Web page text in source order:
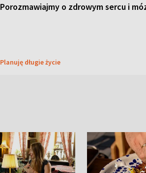
Porozmawiajmy o zdrowym sercu i
Planuję długie życie